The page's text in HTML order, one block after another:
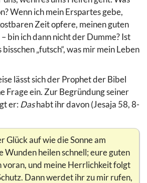
Wenn ich mein Erspartes gebe,
Zeit opfere, meinen guten
bin ich dann nicht der Dumme? Ist
„futsch“, was mir mein Leben
lässt sich der Prophet der Bibel
Frage ein. Zur Begründung seiner
er: Dashabt ihr davon (Jesaja 58, 8-
Glück auf wie die Sonne am
Wunden heilen schnell; eure guten
voran, und meine Herrlichkeit folgt
Dann werdet ihr zu mir rufen,